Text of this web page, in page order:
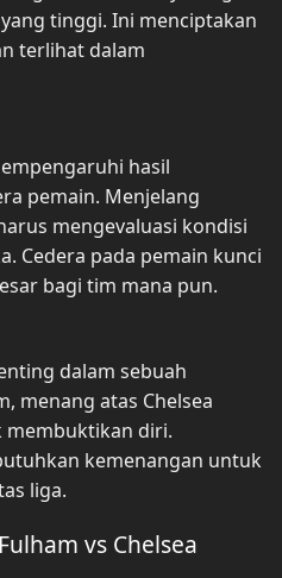
tinggi. Ini menciptakan
terlihat dalam
hasil
pemain. Menjelang
mengevaluasi kondisi
Cedera pada pemain kunci
bagi tim mana pun.
dalam sebuah
menang atas Chelsea
membuktikan diri.
kemenangan untuk
liga.
vs Chelsea